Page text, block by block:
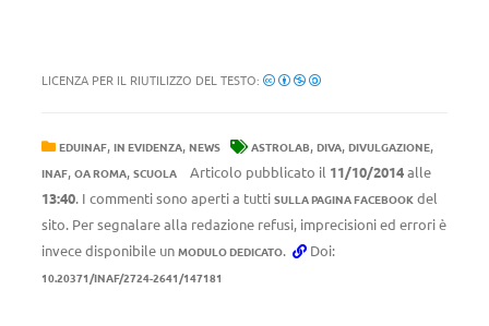
LICENZA PER IL RIUTILIZZO DEL TESTO:
EDUINAF, IN EVIDENZA, NEWS ASTROLAB, DIVA, DIVULGAZIONE,
INAF, OA ROMA, SCUOLA Articolo pubblicato il 11/10/2014alle
13:40. I commenti sono aperti a tutti SULLA PAGINA FACEBOOK del
sito. Per segnalare alla redazione refusi, imprecisioni ed errori è
invece disponibile un MODULO DEDICATO. Doi:
10.20371/INAF/2724-2641/147181